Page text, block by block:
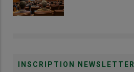
INSCRIPTION NEWSLETTER